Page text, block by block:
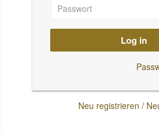
Log in
Neu registrieren /